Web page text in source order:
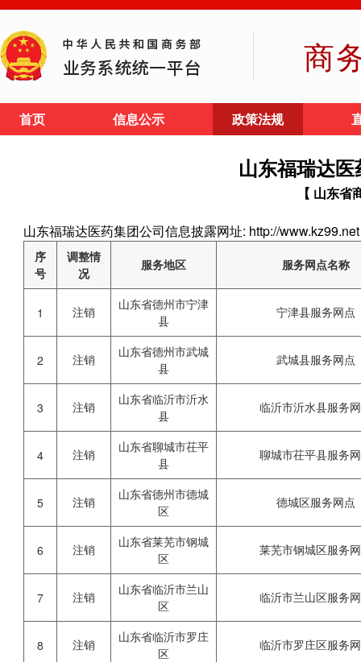
商
首页 信息公示 政策法规
山东福瑞达
【 山东省
山东福瑞达医药集团公司信息披露网址: http://www.kz99.net
序
号
调整情
况
服务地区 服务网点名称
1 注销
山东省德州市宁津
县
宁津县服务网点
2 注销
山东省德州市武城
县
武城县服务网点
3 注销
山东省临沂市沂水
县
临沂市沂水县服务
4 注销
山东省聊城市茌平
县
聊城市茌平县服务
5 注销
山东省德州市德城
区
德城区服务网点
6 注销
山东省莱芜市钢城
区
莱芜市钢城区服务
7 注销
山东省临沂市兰山
区
临沂市兰山区服务
8 注销
山东省临沂市罗庄
区
临沂市罗庄区服务